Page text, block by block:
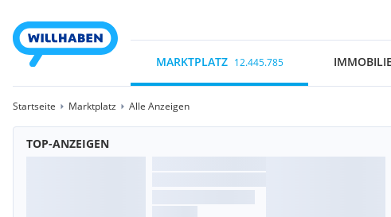
MARKTPLATZ 12.445.785
Startseite Marktplatz Alle Anzeigen
TOP-ANZEIGEN